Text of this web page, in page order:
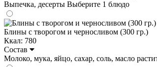
Выпечка, десерты Выберите 1 блюдо
Блины с творогом и черносливом (300 гр.)
Ккал: 780
Состав
Молоко, мука, яйцо, сахар, соль, масло